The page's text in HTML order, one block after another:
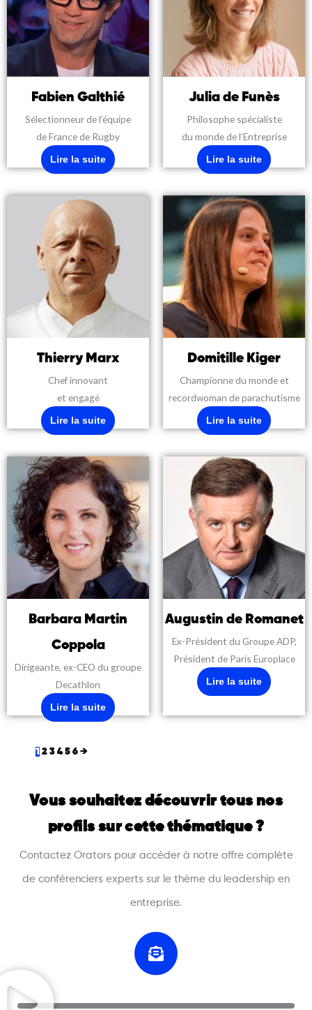
Fabien Galthié
Sélectionneur de l’équipe
de France de Rugby
Lire la suite
Julia de Funès
Philosophe spécialiste
du monde de l’Entreprise
Lire la suite
Thierry Marx
Chef innovant
et engagé
Lire la suite
Domitille Kiger
Championne du monde et
recordwoman de parachutisme
Lire la suite
Barbara Martin
Coppola
Dirigeante, ex-CEO du groupe
Decathlon
Lire la suite
Augustin de Romanet
Ex-Président du Groupe ADP,
Président de Paris Europlace
Lire la suite
1 2 3 4 5 6 →
Vous souhaitez découvrir tous nos
profils sur cette thématique ?
Contactez Orators pour accéder à notre offre complète
de conférenciers experts sur le thème du leadership en
entreprise.